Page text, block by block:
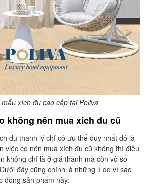
xích đu cao cấp tại Poliva
không nên mua xích đu cũ
đu thanh lý chỉ có ưu thế duy nhất đó là
việc có nên mua xích đu cũ không thì điều
không chỉ là ở giá thành mà còn vô số
đây cũng chính là những lí do vì sao
dòng sản phẩm này: